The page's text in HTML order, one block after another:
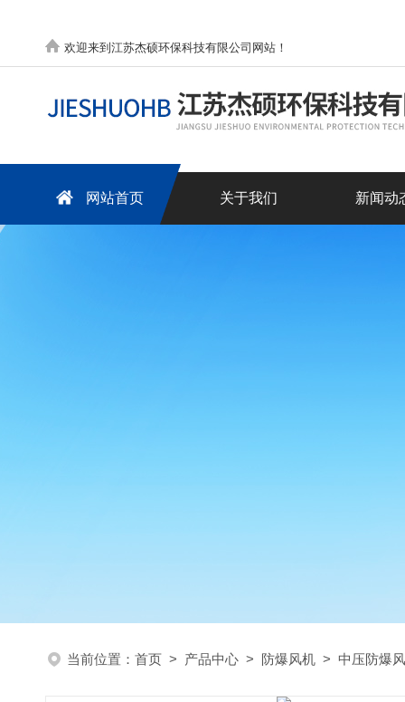
欢迎来到江苏杰硕环保科技有限公司网站！
网站首页 关于我们 新闻动
当前位置： 首页 > 产品中心 > 防爆风机 > 中压防爆